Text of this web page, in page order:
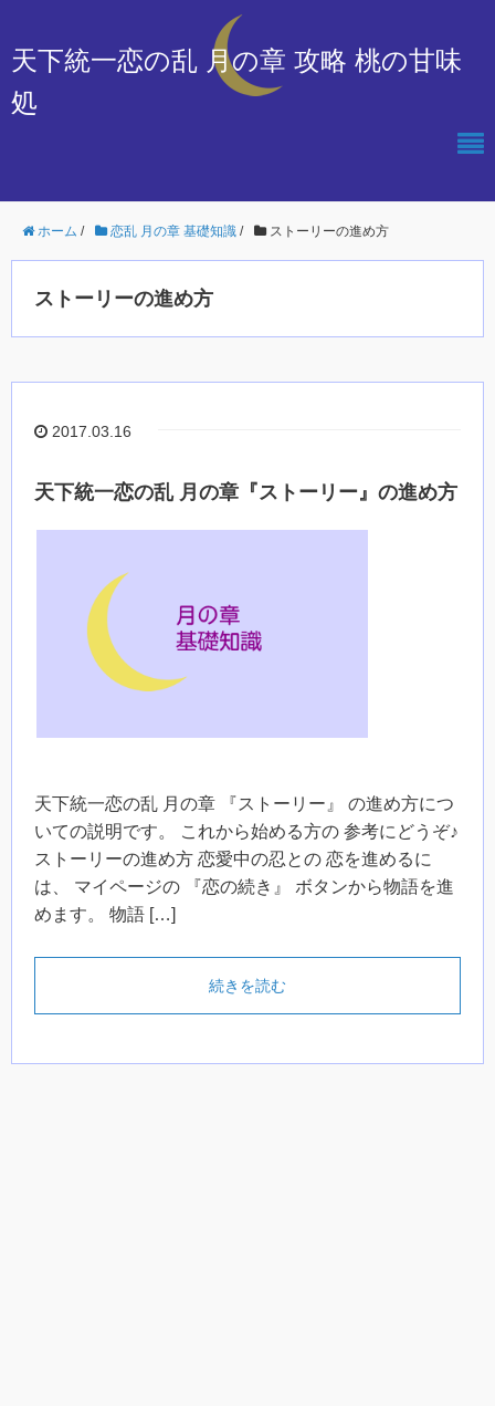
天下統一恋の乱 月の章 攻略 桃の甘味
処
ホーム / 恋乱 月の章 基礎知識 / ストーリーの進め方
ストーリーの進め方
2017.03.16
天下統一恋の乱 月の章『ストーリー』の進め方
天下統一恋の乱 月の章 『ストーリー』 の進め方につ
いての説明です。 これから始める方の 参考にどうぞ♪
ストーリーの進め方 恋愛中の忍との 恋を進めるに
は、 マイページの 『恋の続き』 ボタンから物語を進
めます。 物語 […]
続きを読む